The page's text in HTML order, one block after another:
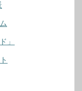
」